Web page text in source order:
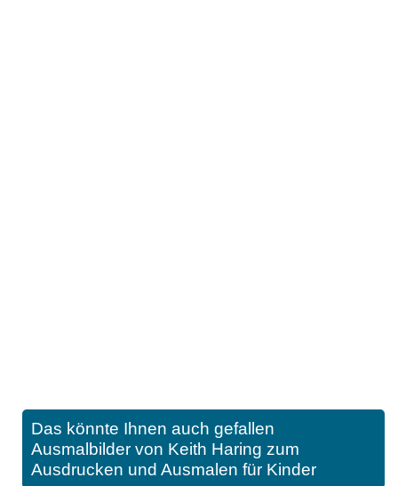
Das könnte Ihnen auch gefallen
Ausmalbilder von Keith Haring zum
Ausdrucken und Ausmalen für Kinder